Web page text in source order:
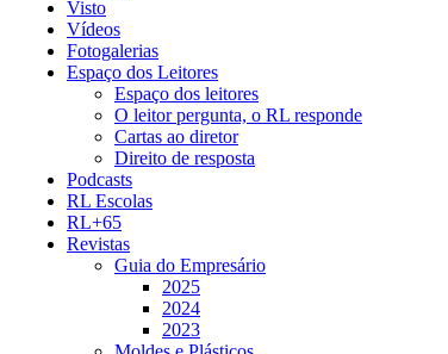
Visto
Vídeos
Fotogalerias
Espaço dos Leitores
Espaço dos leitores
O leitor pergunta, o RL responde
Cartas ao diretor
Direito de resposta
Podcasts
RL Escolas
RL+65
Revistas
Guia do Empresário
2025
2024
2023